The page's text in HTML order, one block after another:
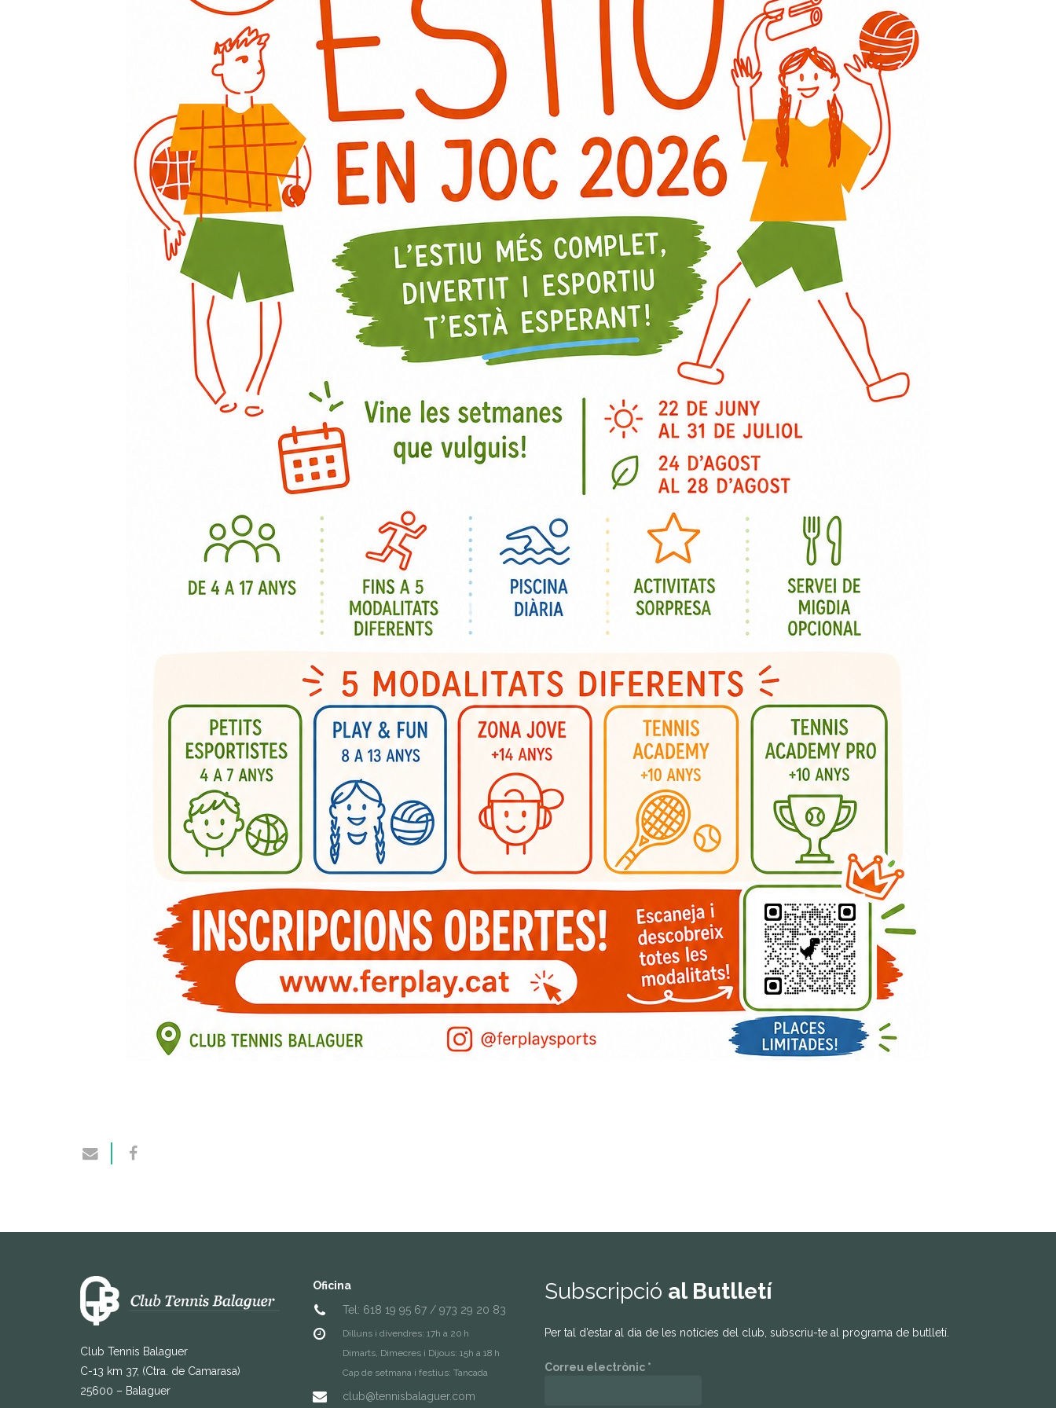
Club Tennis Balaguer
C-13 km 37, (Ctra. de Camarasa)
25600 – Balaguer
Oficina
Tel: 618 19 95 67 / 973 29 20 83
Dilluns i divendres: 17h a 20 h
Dimarts, Dimecres i Dijous: 15h a 18 h
Cap de setmana i festius: Tancada
club@tennisbalaguer.com
Subscripció al Butlletí
Per tal d’estar al dia de les notícies del club, subscriu-te al programa de butlletí.
Correu electrònic *